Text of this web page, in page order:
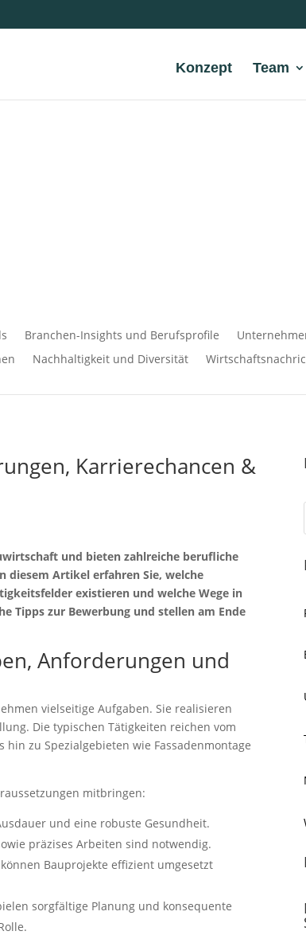
Konzept Team
Branchen-Insights und Berufsprofile
Nachhaltigkeit und Diversität
Karrierechancen &
und bieten zahlreiche berufliche
Artikel erfahren Sie, welche
existieren und welche Wege in
Tipps zur Bewerbung und stellen am Ende
Anforderungen und
vielseitige Aufgaben. Sie realisieren
Die typischen Tätigkeiten reichen vom
zu Spezialgebieten wie Fassadenmontage
mitbringen:
und eine robuste Gesundheit.
präzises Arbeiten sind notwendig.
Bauprojekte effizient umgesetzt
sorgfältige Planung und konsequente